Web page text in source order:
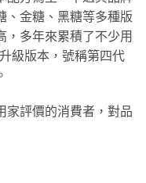
、金糖、黑糖等多種版
，多年來累積了不少用
級版本，號稱第四代
家評價的消費者，對品